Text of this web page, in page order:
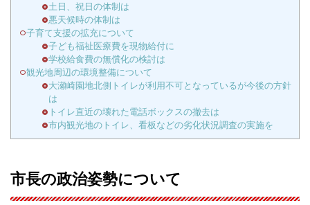
土日、祝日の体制は
悪天候時の体制は
子育て支援の拡充について
子ども福祉医療費を現物給付に
学校給食費の無償化の検討は
観光地周辺の環境整備について
大瀬崎園地北側トイレが利用不可となっているが今後の方針
は
トイレ直近の壊れた電話ボックスの撤去は
市内観光地のトイレ、看板などの劣化状況調査の実施を
市長の政治姿勢について